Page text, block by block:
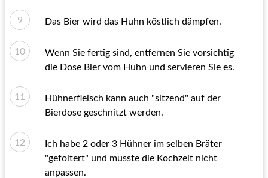
Das Bier wird das Huhn köstlich dämpfen.
Wenn Sie fertig sind, entfernen Sie vorsichtig
die Dose Bier vom Huhn und servieren Sie es.
Hühnerfleisch kann auch "sitzend" auf der
Bierdose geschnitzt werden.
Ich habe 2 oder 3 Hühner im selben Bräter
"gefoltert" und musste die Kochzeit nicht
anpassen.